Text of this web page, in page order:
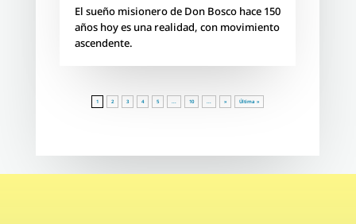
El sueño misionero de Don Bosco hace 150
años hoy es una realidad, con movimiento
ascendente.
1 2 3 4 5 ... 10 ... » Última »